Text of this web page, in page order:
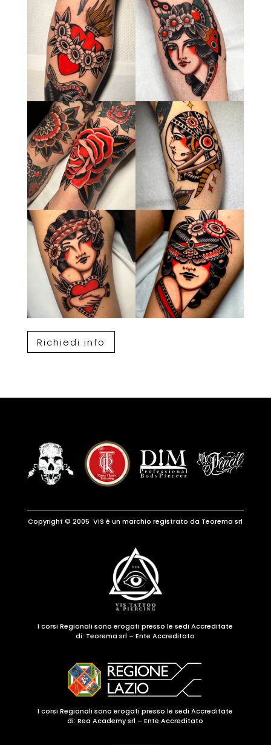
Richiedi info
Copyright © 2005 VIS è un marchio registrato da Teorema srl
I corsi Regionali sono erogati presso le sedi Accreditate
di: Teorema srl – Ente Accreditato
I corsi Regionali sono erogati presso le sedi Accreditate
di: Rea Academy srl – Ente Accreditato